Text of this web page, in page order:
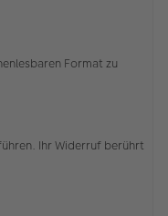
Format zu
Ihr Widerruf berührt